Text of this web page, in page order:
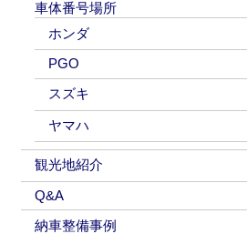
車体番号場所
ホンダ
PGO
スズキ
ヤマハ
観光地紹介
Q&A
納車整備事例